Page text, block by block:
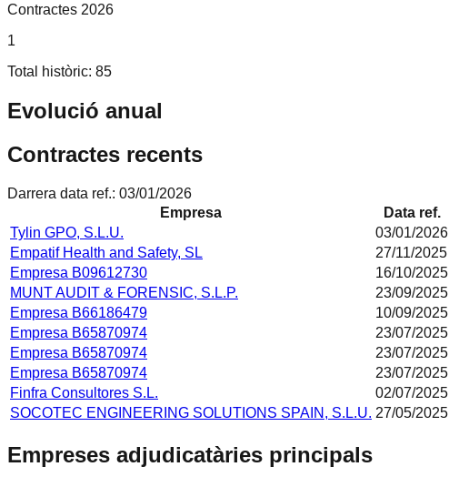
Contractes 2026
1
Total històric: 85
Evolució anual
Contractes recents
Darrera data ref.: 03/01/2026
Empresa
Data ref.
Tylin GPO, S.L.U.
03/01/2026
Empatif Health and Safety, SL
27/11/2025
Empresa B09612730
16/10/2025
MUNT AUDIT & FORENSIC, S.L.P.
23/09/2025
Empresa B66186479
10/09/2025
Empresa B65870974
23/07/2025
Empresa B65870974
23/07/2025
Empresa B65870974
23/07/2025
Finfra Consultores S.L.
02/07/2025
SOCOTEC ENGINEERING SOLUTIONS SPAIN, S.L.U. 27/05/2025
Empreses adjudicatàries principals